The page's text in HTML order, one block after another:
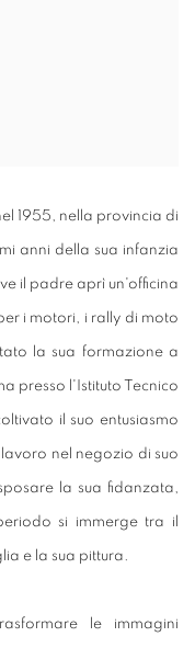
1955, nella provincia di
anni della sua infanzia
il padre aprì un'officina
i motori, i rally di moto
la sua formazione a
presso l'Istituto Tecnico
il suo entusiasmo
nel negozio di suo
la sua fidanzata,
si immerge tra il
e la sua pittura.
le immagini